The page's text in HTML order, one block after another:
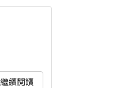
繼續閱讀